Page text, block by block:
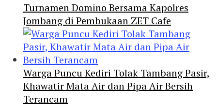
Turnamen Domino Bersama Kapolres
Jombang di Pembukaan ZET Cafe
Warga Puncu Kediri Tolak Tambang Pasir,
Khawatir Mata Air dan Pipa Air Bersih
Terancam